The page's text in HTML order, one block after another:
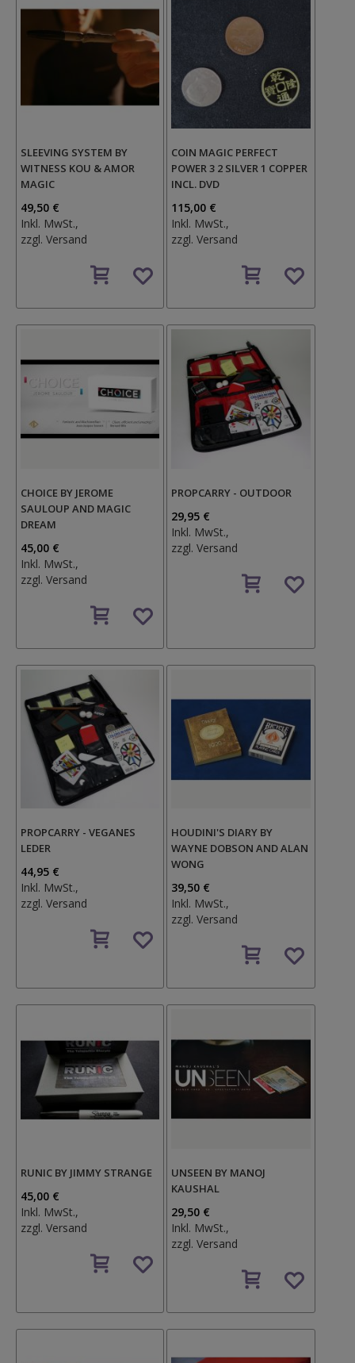
SLEEVING SYSTEM BY
WITNESS KOU & AMOR
MAGIC
49,50 €
Inkl. MwSt.,
zzgl. Versand
den
COIN MAGIC PERFECT
POWER 3 2 SILVER 1 COPPER
INCL. DVD
115,00 €
Inkl. MwSt.,
zzgl.Versand
den
CHOICE BY JEROME
SAULOUP AND MAGIC
DREAM
45,00 €
Inkl. MwSt.,
zzgl. Versand
den
PROPCARRY - OUTDOOR
29,95 €
Inkl. MwSt.,
zzgl.Versand
den
PROPCARRY - VEGANES
LEDER
44,95 €
Inkl. MwSt.,
zzgl. Versand
den
HOUDINI'S DIARY BY
WAYNE DOBSON AND ALAN
WONG
39,50 €
Inkl. MwSt.,
zzgl.Versand
den
RUNIC BY JIMMY STRANGE
45,00 €
Inkl. MwSt.,
zzgl. Versand
den
UNSEEN BY MANOJ
KAUSHAL
29,50 €
Inkl. MwSt.,
zzgl.Versand
den